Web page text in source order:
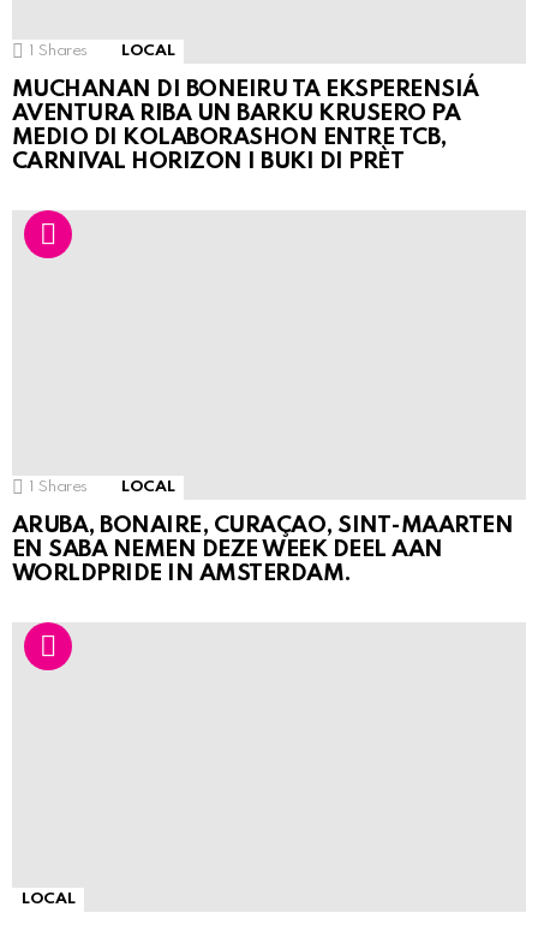
1 Shares LOCAL
MUCHANAN DI BONEIRU TA EKSPERENSIÁ
AVENTURA RIBA UN BARKU KRUSERO PA
MEDIO DI KOLABORASHON ENTRE TCB,
CARNIVAL HORIZON I BUKI DI PRÈT
1 Shares LOCAL
ARUBA, BONAIRE, CURAÇAO, SINT-MAARTEN
EN SABA NEMEN DEZE WEEK DEEL AAN
WORLDPRIDE IN AMSTERDAM.
LOCAL